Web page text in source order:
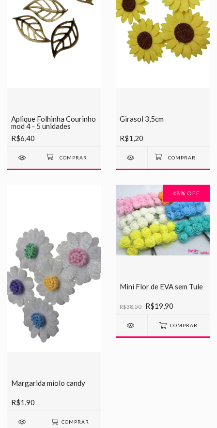
Aplique Folhinha Courinho
mod 4 - 5 unidades
R$6,40
Girasol 3,5cm
R$1,20
Margarida miolo candy
R$1,90
COMPRAR
48% OFF
Mini Flor de EVA sem Tule
R$38,50 R$19,90
COMPRAR